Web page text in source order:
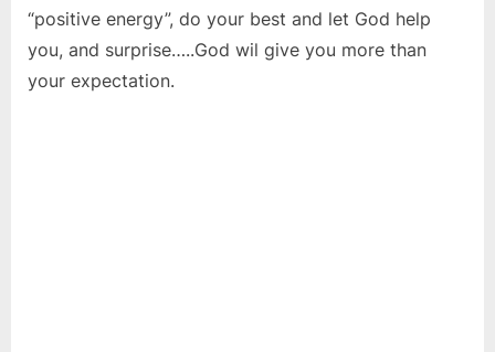
“positive energy”, do your best and let God help
you, and surprise…..God wil give you more than
your expectation.